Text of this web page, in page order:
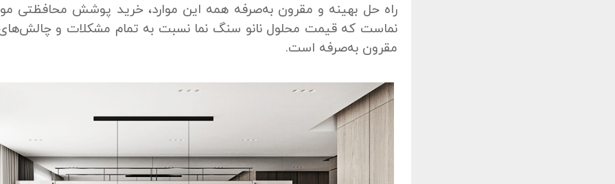
راه حل بهینه و مقرون به‌صرفه همه این موارد، خرید پوشش محافظتی
نماست که قیمت محلول نانو سنگ نما نسبت به تمام مشکلات و
مقرون به‌صرفه است.